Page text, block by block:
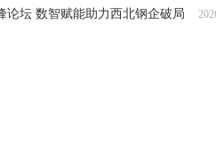
论坛 数智赋能助力西北钢企破局